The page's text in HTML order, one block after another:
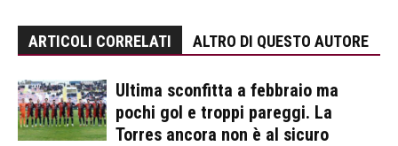
ARTICOLI CORRELATI ALTRO DI QUESTO AUTORE
Ultima sconfitta a febbraio ma
pochi gol e troppi pareggi. La
Torres ancora non è al sicuro